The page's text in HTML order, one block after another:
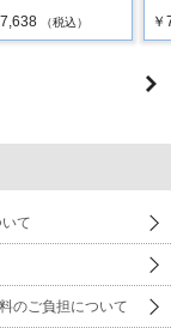
7,638
（税込）
て
のご負担について